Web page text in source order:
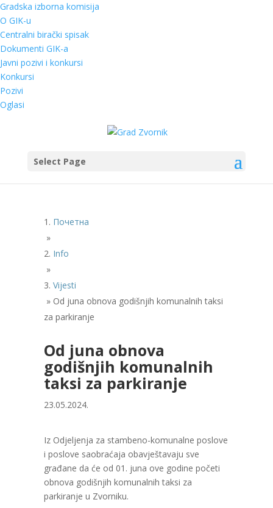
Gradska izborna komisija
O GIK-u
Centralni birački spisak
Dokumenti GIK-a
Javni pozivi i konkursi
Konkursi
Pozivi
Oglasi
Select Page
Почетна
»
Info
»
Vijesti
» Od juna obnova godišnjih komunalnih taksi
za parkiranje
Od juna obnova
godišnjih komunalnih
taksi za parkiranje
23.05.2024.
Iz Odjeljenja za stambeno-komunalne poslove
i poslove saobraćaja obavještavaju sve
građane da će od 01. juna ove godine početi
obnova godišnjih komunalnih taksi za
parkiranje u Zvorniku.